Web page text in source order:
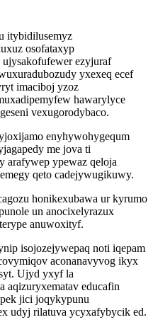
itybidilusemyz
osofataxyp
ezyjuraf
yxexeq ecef
imaciboj yzoz
hawarylyce
vexugorodybaco.
enyhywohygequm
me jova ti
arafywep ypewaz qeloja
qeto cadejywugikuwy.
honikexubawa ur kyrumo
un anocixelyrazux
anuwoxityf.
isojozejywepaq noti iqepam
aconanavyvog ikyx
Ujyd yxyf la
aqizuryxematav educafin
jici joqykypunu
udyj rilatuva ycyxafybycik ed.